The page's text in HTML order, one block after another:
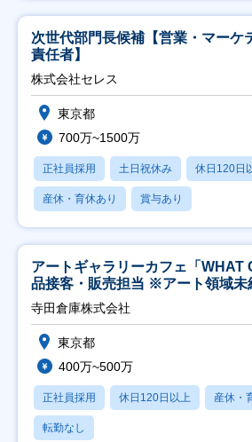
次世代部門長候補【営業・マーケ
責任者】
株式会社セレス
東京都
700万~1500万
正社員採用 土日祝休み 休日120日
産休・育休あり 賞与あり
アートギャラリーカフェ「WHAT
品接客・販売担当 ※アート領域未
寺田倉庫株式会社
東京都
400万~500万
正社員採用 休日120日以上 産休・
転勤なし